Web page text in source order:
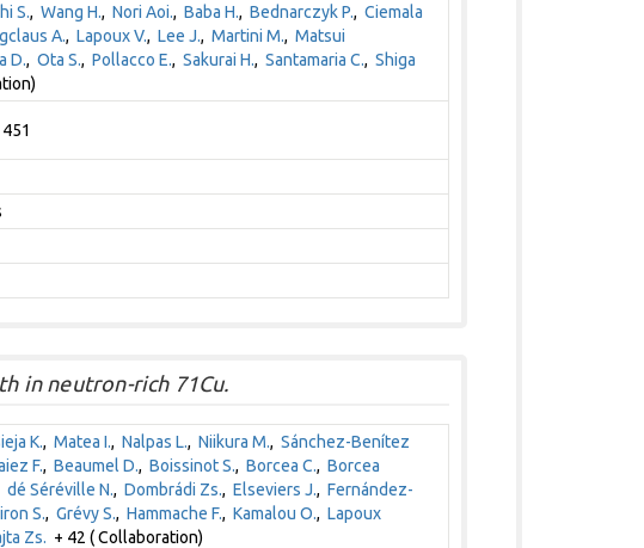
S., Wang H., Nori Aoi., Baba H., Bednarczyk P., Ciemala
A., Lapoux V., Lee J., Martini M., Matsui
D., Ota S., Pollacco E., Sakurai H., Santamaria C., Shiga
in neutron-rich 71Cu.
K., Matea I., Nalpas L., Niikura M., Sánchez-Benítez
F., Beaumel D., Boissinot S., Borcea C., Borcea
dé Séréville N., Dombrádi Zs., Elseviers J., Fernández-
S., Grévy S., Hammache F., Kamalou O., Lapoux
Zs. + 42 ( Collaboration)